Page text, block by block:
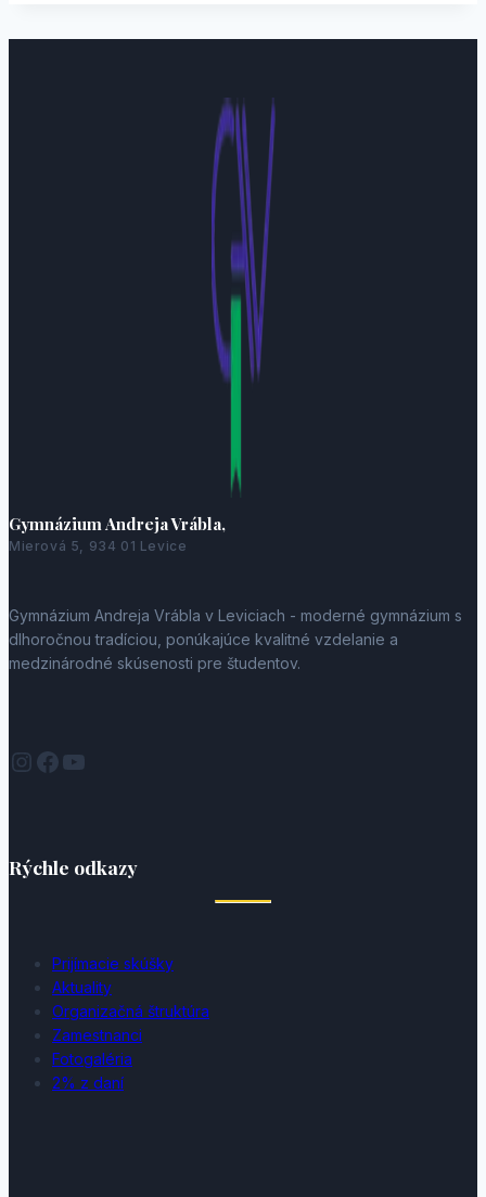
Gymnázium Andreja Vrábla,
Mierová 5, 934 01 Levice
Gymnázium Andreja Vrábla v Leviciach - moderné gymnázium s
dlhoročnou tradíciou, ponúkajúce kvalitné vzdelanie a
medzinárodné skúsenosti pre študentov.
Instagram
Facebook
YouTube
Rýchle odkazy
Prijímacie skúšky
Aktuality
Organizačná štruktúra
Zamestnanci
Fotogaléria
2% z daní